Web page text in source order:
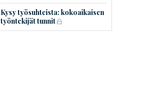
Kysy työsuhteista: kokoaikaisen
työntekijät tunnit